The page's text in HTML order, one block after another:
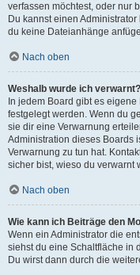
verfassen möchtest, oder nur
Du kannst einen
du keine Dateianhänge
Nach oben
Weshalb wurde ich verwarnt?
In jedem Board gibt es
festgelegt werden. Wenn du
sie dir eine Verwarnung
Administration dieses Boards
Verwarnung zu tun hat.
sicher bist, wieso du verwarnt
Nach oben
Wie kann ich Beiträge den
Wenn ein Administrator die
siehst du eine Schaltfläche in
Du wirst dann durch die